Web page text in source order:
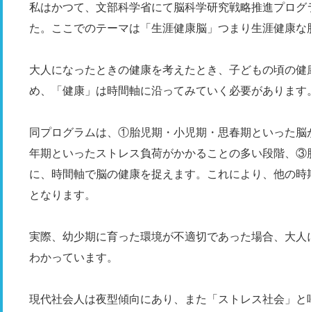
私はかつて、文部科学省にて脳科学研究戦略推進プロ
た。ここでのテーマは「生涯健康脳」つまり生涯健康
大人になったときの健康を考えたとき、子どもの頃の
め、「健康」は時間軸に沿ってみていく必要があります
同プログラムは、①胎児期・小児期・思春期といった
年期といったストレス負荷がかかることの多い段階、
に、時間軸で脳の健康を捉えます。これにより、他の
となります。
実際、幼少期に育った環境が不適切であった場合、大
わかっています。
現代社会人は夜型傾向にあり、また「ストレス社会」